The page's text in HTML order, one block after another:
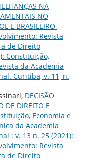
NA
NO
E BRASILEIRO ,
Revista
de Direito
Constituição,
da Academia
Curitiba, v. 11, n.
DECISÃO
DE DIREITO E
Economia e
da Academia
: v. 13 n. 25 (2021):
Revista
de Direito